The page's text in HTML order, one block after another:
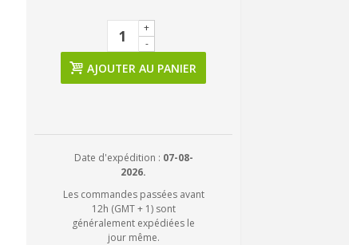
-
+
AJOUTER AU PANIER
Date d'expédition : 07-08-
2026.
Les commandes passées avant
12h (GMT + 1) sont
généralement expédiées le
jour même.